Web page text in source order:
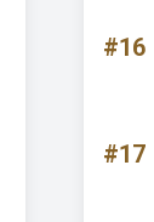
#16
#17